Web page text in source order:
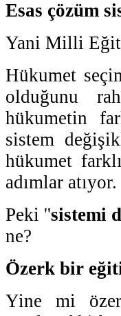
Esas çözüm
Yani Milli
Hükumet
olduğunu
hükumetin
sistem
hükumet
adımlar
Peki ''sistemi
ne?
Özerk bir
Yine mi